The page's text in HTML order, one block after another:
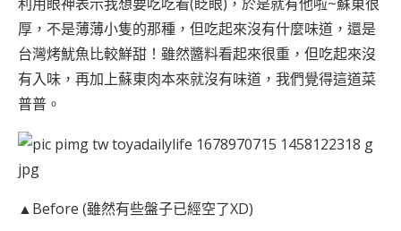
厚，不是薄薄小隻的那種，但吃起來沒有什麼味道，還是
台灣烤魷魚比較鮮甜！雖然醬料看起來很重，但吃起來沒
有入味，再加上蘇東肉本來就沒有味道，我們覺得這道菜
普普。
▲Before (雖然有些盤子已經空了XD)